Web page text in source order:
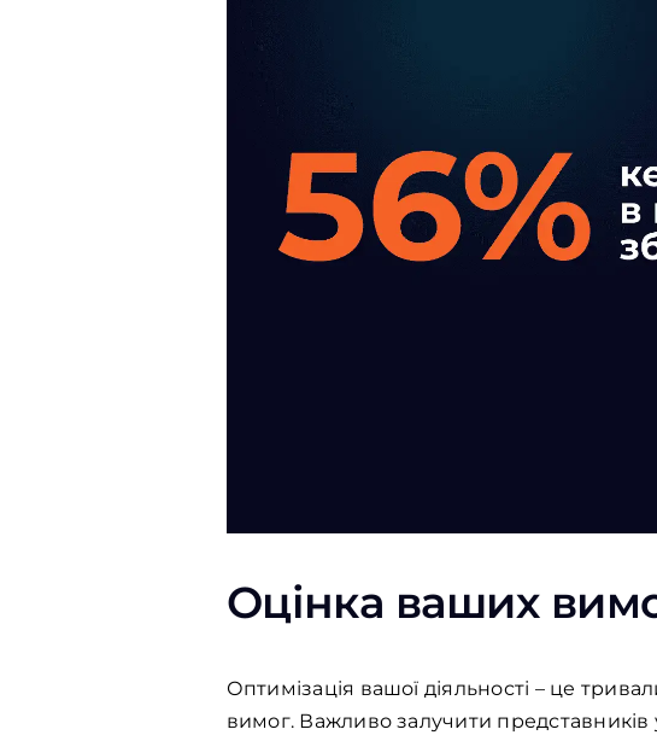
Оцінка ваших
Оптимізація вашої діяльності – це
вимог. Важливо залучити представників